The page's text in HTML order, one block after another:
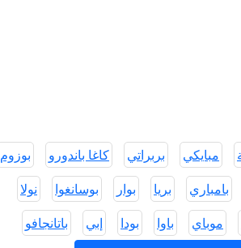
مبايكي بربراتي كاغا باندورو
بوزوم
بامباري بريا بوار بوسانغوا
نولا
موباي باوا بودا إبي
باتانجافو